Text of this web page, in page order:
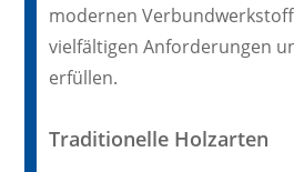
modernen
vielfältigen Anforderungen
erfüllen.
Traditionelle Holzarten